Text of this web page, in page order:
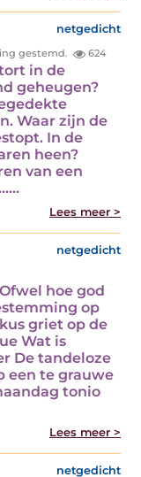
netgedicht
gestemd. 624
in de
geheugen?
Waar zijn de
In de
heen?
van een
Lees meer >
netgedicht
hoe god
op
griet op de
Wat is
De tandeloze
een te grauwe
tonio
Lees meer >
netgedicht